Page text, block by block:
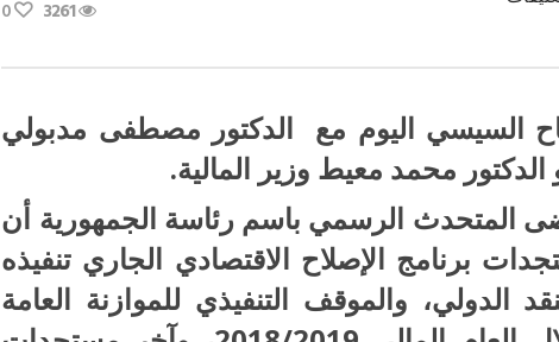
مع
الوزراء
ووزير
المالية
مغلقة
3261
0
السيسي اليوم مع الدكتور مصطفى مدبولي
محمد معيط وزير المالية.
المتحدث الرسمي باسم رئاسة الجمهورية أن
برنامج الإصلاح الاقتصادي الجاري تنفيذه
الدولي، والموقف التنفيذي للموازنة العامة
كيف تحمي مصر ثرواتها في الجنوب؟
معركة لا تُرى.. وحراس لا ينامون
لماذا تُنشئ